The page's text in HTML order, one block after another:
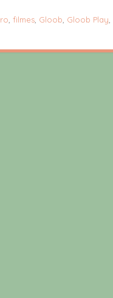
, filmes, Gloob, Gloob Play,